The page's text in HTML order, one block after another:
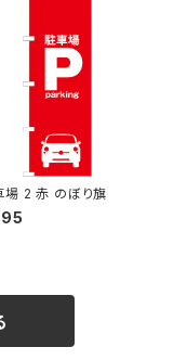
場 2 赤 のぼり旗